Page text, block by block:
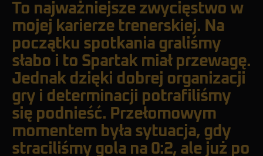
To najważniejsze zwycięstwo w
mojej karierze trenerskiej. Na
początku spotkania graliśmy
słabo i to Spartak miał przewagę.
Jednak dzięki dobrej organizacji
gry i determinacji potrafiliśmy
się podnieść. Przełomowym
momentem była sytuacja, gdy
straciliśmy gola na 0:2, ale już po